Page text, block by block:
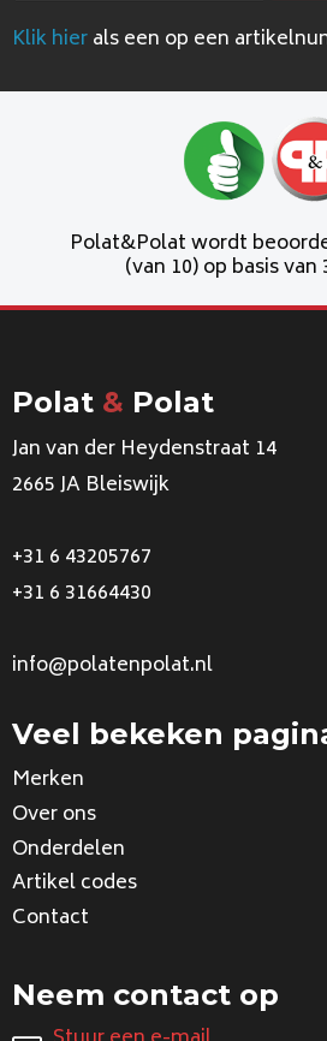
Klik hierals een op een
Polat&Polat wordt
(van 10) op basis van
Polat & Polat
Jan van der Heydenstraat 14
2665 JA Bleiswijk
+31 6 43205767
+31 6 31664430
info@polatenpolat.nl
Veel bekeken
Merken
Over ons
Onderdelen
Artikel codes
Contact
Neem contact op